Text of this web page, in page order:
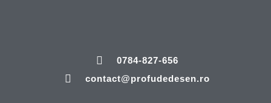
0784-827-656
contact@profudedesen.ro